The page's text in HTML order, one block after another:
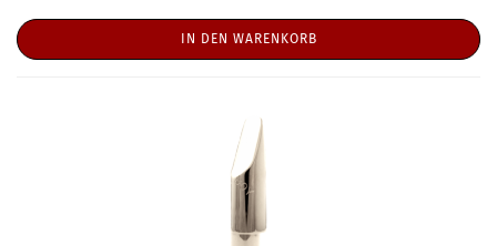
IN DEN WARENKORB